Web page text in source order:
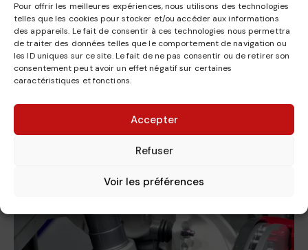
Pour offrir les meilleures expériences, nous utilisons des technologies
telles que les cookies pour stocker et/ou accéder aux informations
des appareils. Le fait de consentir à ces technologies nous permettra
de traiter des données telles que le comportement de navigation ou
les ID uniques sur ce site. Le fait de ne pas consentir ou de retirer son
consentement peut avoir un effet négatif sur certaines
caractéristiques et fonctions.
Accepter
Refuser
Voir les préférences
RECHARGE DE CLIMATISATION
Réparations